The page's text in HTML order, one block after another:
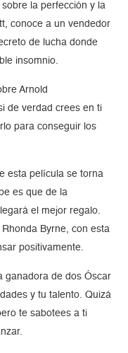
sobre la perfección y la
conoce a un vendedor
de lucha donde
insomnio.
Arnold
de verdad crees en ti
para conseguir los
esta película se torna
es que de la
el mejor regalo.
Byrne, con esta
positivamente.
ganadora de dos Óscar
y tu talento. Quizá
te sabotees a ti